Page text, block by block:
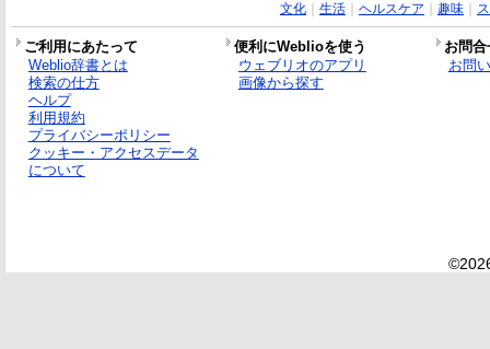
文化｜ 生活｜ ヘルスケア 趣味｜
ご利用にあたって 便利にWeblioを使う
お問
Weblio辞書とは
検索の仕方
ヘルプ
利用規約
プライバシーポリシー
クッキー・アクセスデータ
について
ウェブリオのアプリ
画像から探す
お問